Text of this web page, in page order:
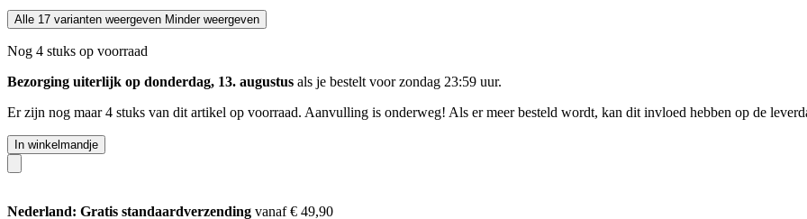
Alle 17 varianten weergeven Minder weergeven
Nog 4 stuks op voorraad
Bezorging uiterlijk op donderdag, 13. augustus als je bestelt voorzondag 23:59 uur.
Er zijn nog maar 4 stuks van dit artikel op voorraad. Aanvulling is onderweg! Als er meer besteld wordt, kan dit invloed hebben op de
In winkelmandje
Nederland: Gratis standaardverzending vanaf € 49,90